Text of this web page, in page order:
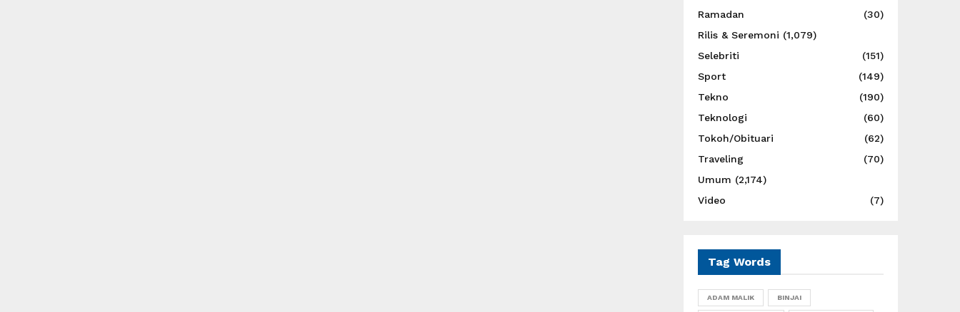
Ramadan
(30)
Rilis & Seremoni (1,079)
Selebriti
(151)
Sport
(149)
Tekno
(190)
Teknologi
(60)
Tokoh/Obituari
(62)
Traveling
(70)
Umum (2,174)
Video
(7)
Tag Words
ADAM MALIK BINJAI